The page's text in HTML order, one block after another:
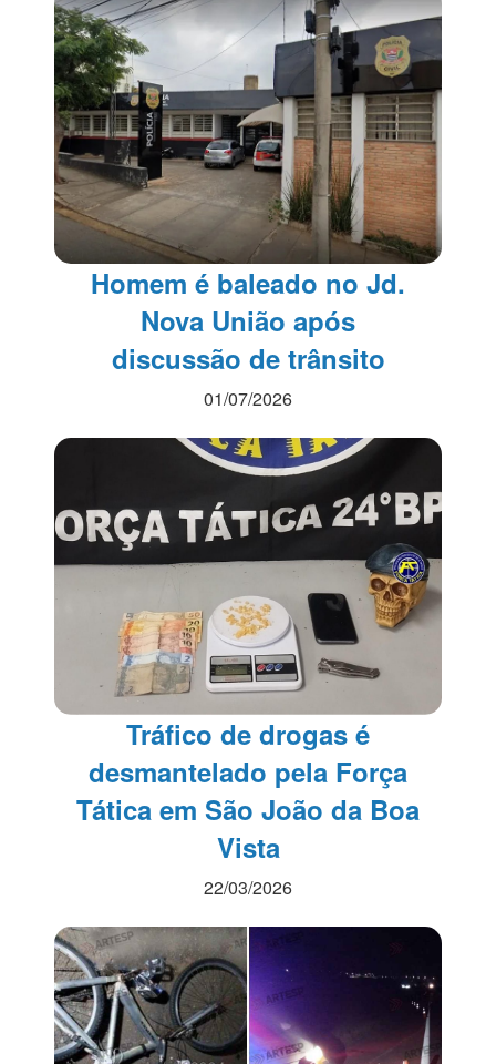
Homem é baleado no Jd.
Nova União após
discussão de trânsito
01/07/2026
Tráfico de drogas é
desmantelado pela Força
Tática em São João da Boa
Vista
22/03/2026